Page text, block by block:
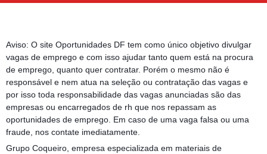
Aviso: O site Oportunidades DF tem como único objetivo divulgar
vagas de emprego e com isso ajudar tanto quem está na procura
de emprego, quanto quer contratar. Porém o mesmo não é
responsável e nem atua na seleção ou contratação das vagas e
por isso toda responsabilidade das vagas anunciadas são das
empresas ou encarregados de rh que nos repassam as
oportunidades de emprego. Em caso de uma vaga falsa ou uma
fraude, nos contate imediatamente.
Grupo Coqueiro, empresa especializada em materiais de